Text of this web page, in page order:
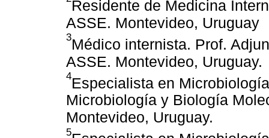
Residente de Medicina
ASSE. Montevideo, Uruguay
3Médico internista. Prof.
ASSE. Montevideo, Uruguay.
4Especialista en
Microbiología y Biología
Montevideo, Uruguay.
5